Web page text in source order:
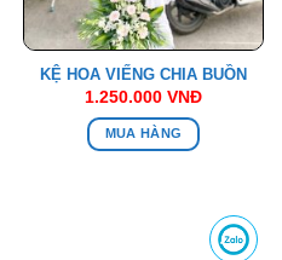
KỆ HOA VIẾNG CHIA BUỒN
1.250.000 VNĐ
MUA HÀNG